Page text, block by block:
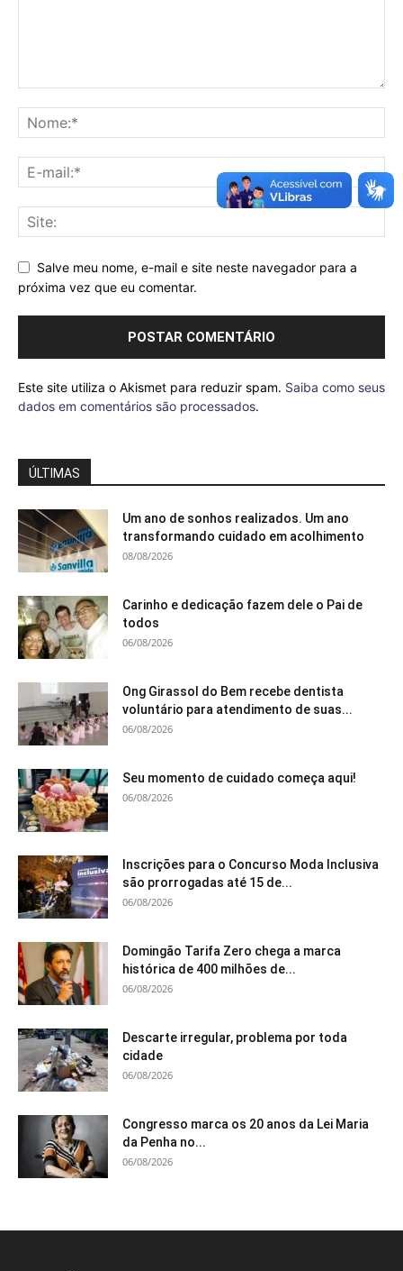
Salve meu nome, e-mail e site neste navegador para a
próxima vez que eu comentar.
Este site utiliza o Akismet para reduzir spam. Saiba como seus
dados em comentários são processados.
ÚLTIMAS
Um ano de sonhos realizados. Um ano
transformando cuidado em acolhimento
08/08/2026
Carinho e dedicação fazem dele o Pai de
todos
06/08/2026
Ong Girassol do Bem recebe dentista
voluntário para atendimento de suas...
06/08/2026
Seu momento de cuidado começa aqui!
06/08/2026
Inscrições para o Concurso Moda Inclusiva
são prorrogadas até 15 de...
06/08/2026
Domingão Tarifa Zero chega a marca
histórica de 400 milhões de...
06/08/2026
Descarte irregular, problema por toda
cidade
06/08/2026
Congresso marca os 20 anos da Lei Maria
da Penha no...
06/08/2026